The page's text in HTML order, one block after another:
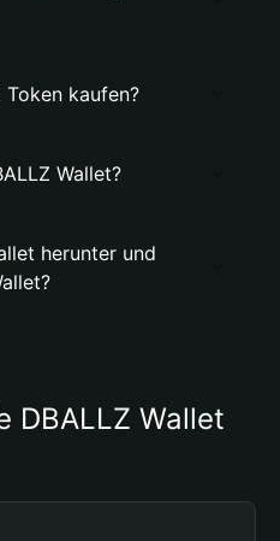
Token kaufen?
Wallet?
herunter und
DBALLZ Wallet